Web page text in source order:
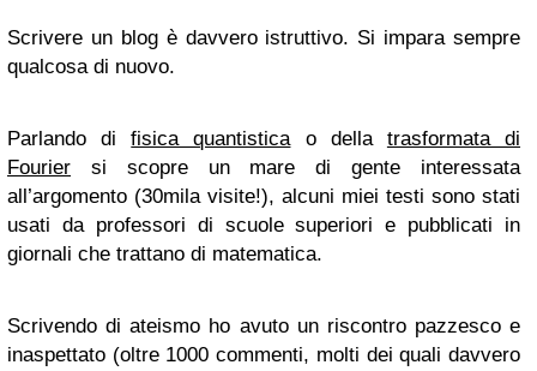
Scrivere un blog è davvero istruttivo. Si impara sempre
qualcosa di nuovo.
Parlando difisica quantisticao della trasformata di
Fourier si scopre un mare di gente interessata
all’argomento (30mila visite!), alcuni miei testi sono stati
usati da professori di scuole superiori e pubblicati in
giornali che trattano di matematica.
Scrivendo di ateismo ho avuto un riscontro pazzesco e
inaspettato (oltre 1000 commenti, molti dei quali davvero